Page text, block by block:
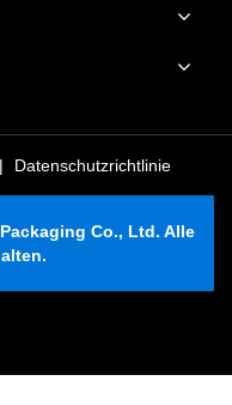
| Datenschutzrichtlinie
Co., Ltd. Alle